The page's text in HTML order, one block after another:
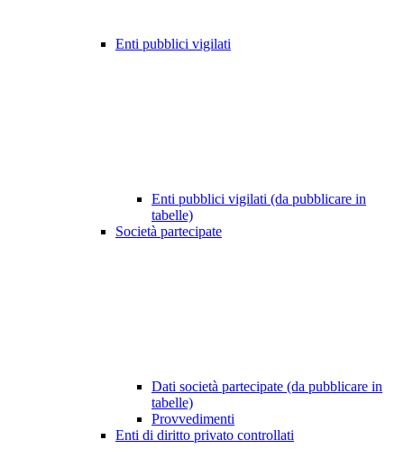
Enti pubblici vigilati
Enti pubblici vigilati (da pubblicare in
tabelle)
Società partecipate
Dati società partecipate (da pubblicare in
tabelle)
Provvedimenti
Enti di diritto privato controllati